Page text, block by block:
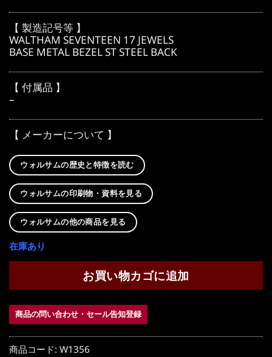
【 製造記号等 】
WALTHAM SEVENTEEN 17 JEWELS
BASE METAL BEZEL ST STEEL BACK
【 付属品 】
–
【 メーカーについて 】
ウォルサムの歴史と特徴を読む
ウォルサムの印刷物・資料を見る
ウォルサムの他の商品を見る
在庫あり
お買い物カゴに追加
商品の問い合わせ・セール告知登録
商品コード: W1356